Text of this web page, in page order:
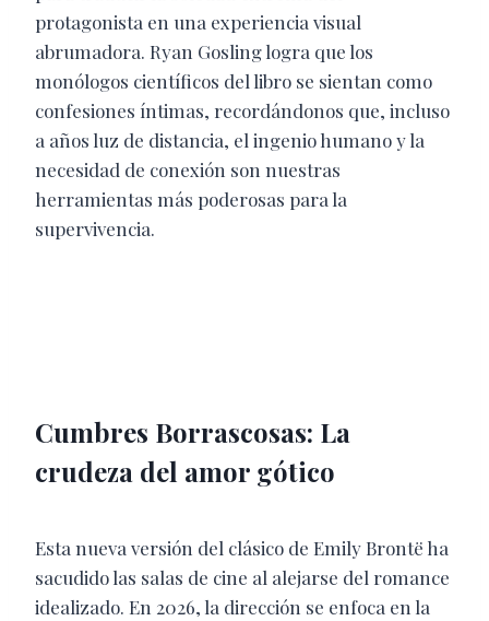
protagonista en una experiencia visual
abrumadora. Ryan Gosling logra que los
monólogos científicos del libro se sientan como
confesiones íntimas, recordándonos que, incluso
a años luz de distancia, el ingenio humano y la
necesidad de conexión son nuestras
herramientas más poderosas para la
supervivencia.
Cumbres Borrascosas: La
crudeza del amor gótico
Esta nueva versión del clásico de Emily Brontë ha
sacudido las salas de cine al alejarse del romance
idealizado. En 2026, la dirección se enfoca en la